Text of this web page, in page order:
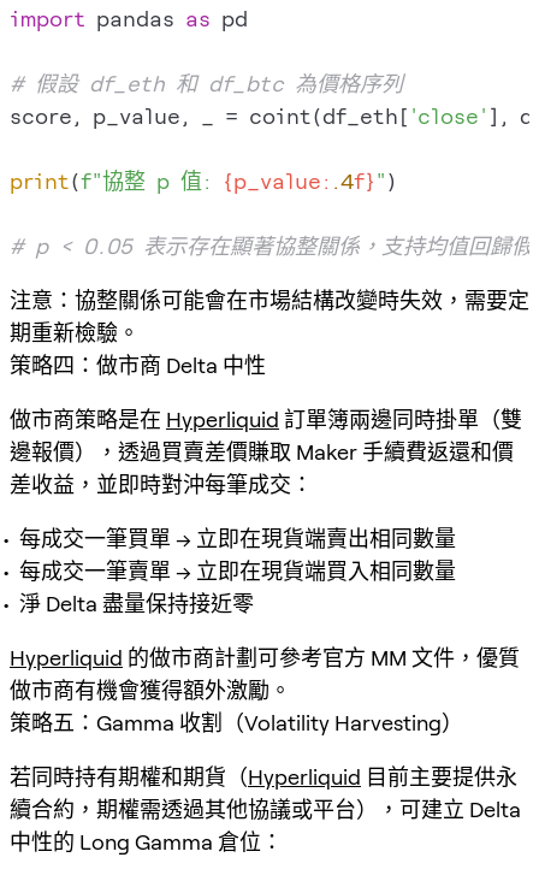
import pandas as pd
# 假設 df_eth 和 df_btc 為價格序列
score, p_value, _ = coint(df_eth[ 'close' ],
print(f"協整 p 值: {p_value: .4f}")
# p < 0.05 表示存在顯著協整關係，支持均值回歸假
注意：協整關係可能會在市場結構改變時失效，需要定
期重新檢驗。
策略四：做市商 Delta 中性
做市商策略是在 Hyperliquid 訂單簿兩邊同時掛單（雙
邊報價），透過買賣差價賺取 Maker 手續費返還和價
差收益，並即時對沖每筆成交：
每成交一筆買單 → 立即在現貨端賣出相同數量
每成交一筆賣單 → 立即在現貨端買入相同數量
淨 Delta 盡量保持接近零
Hyperliquid 的做市商計劃可參考官方 MM 文件，優質
做市商有機會獲得額外激勵。
策略五：Gamma 收割（Volatility Harvesting）
若同時持有期權和期貨（Hyperliquid 目前主要提供永
續合約，期權需透過其他協議或平台），可建立 Delta
中性的 Long Gamma 倉位：